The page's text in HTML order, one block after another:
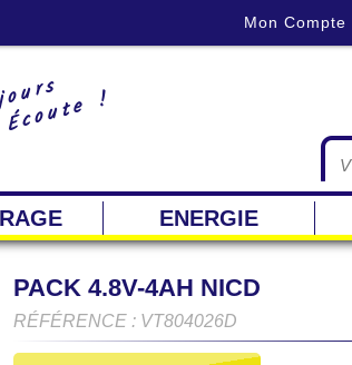
Mon Compte
!
ENERGIE
PACK 4.8V-4AH NICD
RÉFÉRENCE : VT804026D